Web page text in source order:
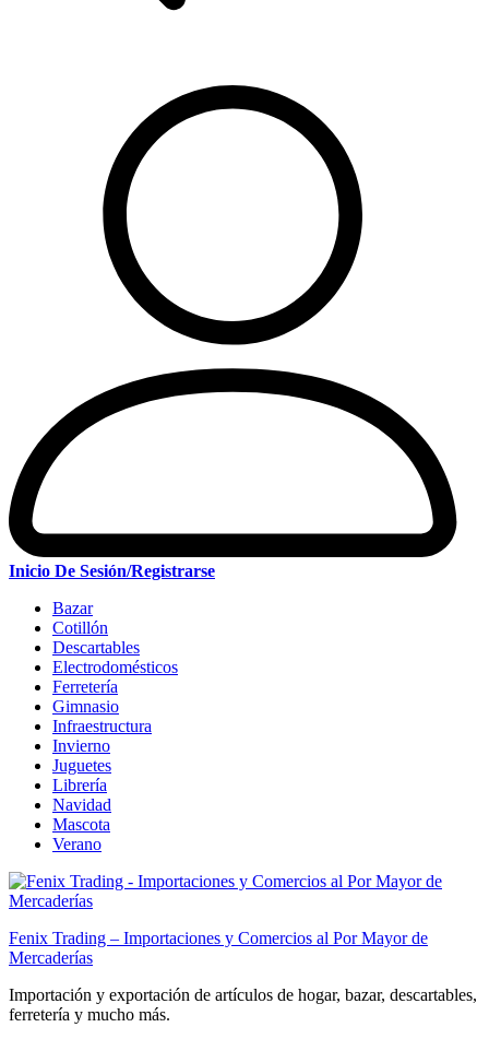
Inicio De Sesión/Registrarse
Bazar
Cotillón
Descartables
Electrodomésticos
Ferretería
Gimnasio
Infraestructura
Invierno
Juguetes
Librería
Navidad
Mascota
Verano
Fenix Trading – Importaciones y Comercios al Por Mayor de
Mercaderías
Importación y exportación de artículos de hogar, bazar, descartables,
ferretería y mucho más.